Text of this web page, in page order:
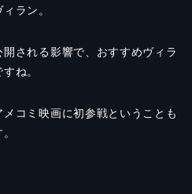
ラン。
される影響で、おすすめヴィラ
ね。
コミ映画に初参戦ということも